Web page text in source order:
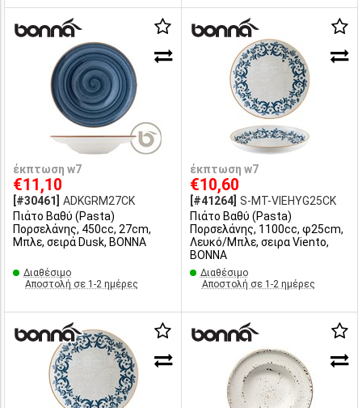
έκπτωση w7
€11,10
[#30461]
ADKGRM27CK
Πιάτο Βαθύ (Pasta)
Πορσελάνης, 450cc, 27cm,
Μπλε, σειρά Dusk, BONNA
Διαθέσιμο
Αποστολή σε 1-2 ημέρες
έκπτωση w7
€10,60
[#41264] S-MT-VIEHYG25CK
Πιάτο Βαθύ (Pasta)
Πορσελάνης, 1100cc, φ25cm,
Λευκό/Μπλε, σειρα Viento,
BONNA
Διαθέσιμο
Αποστολή σε 1-2 ημέρες